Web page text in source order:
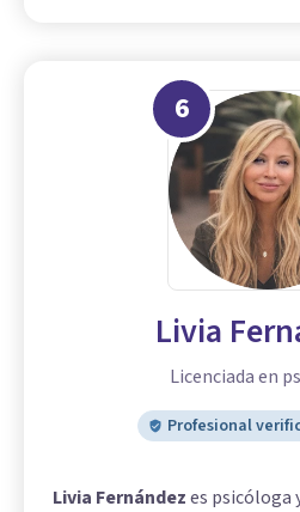
6
Livia
Licenciada en
Profesional
Livia Fernándezes psicóloga